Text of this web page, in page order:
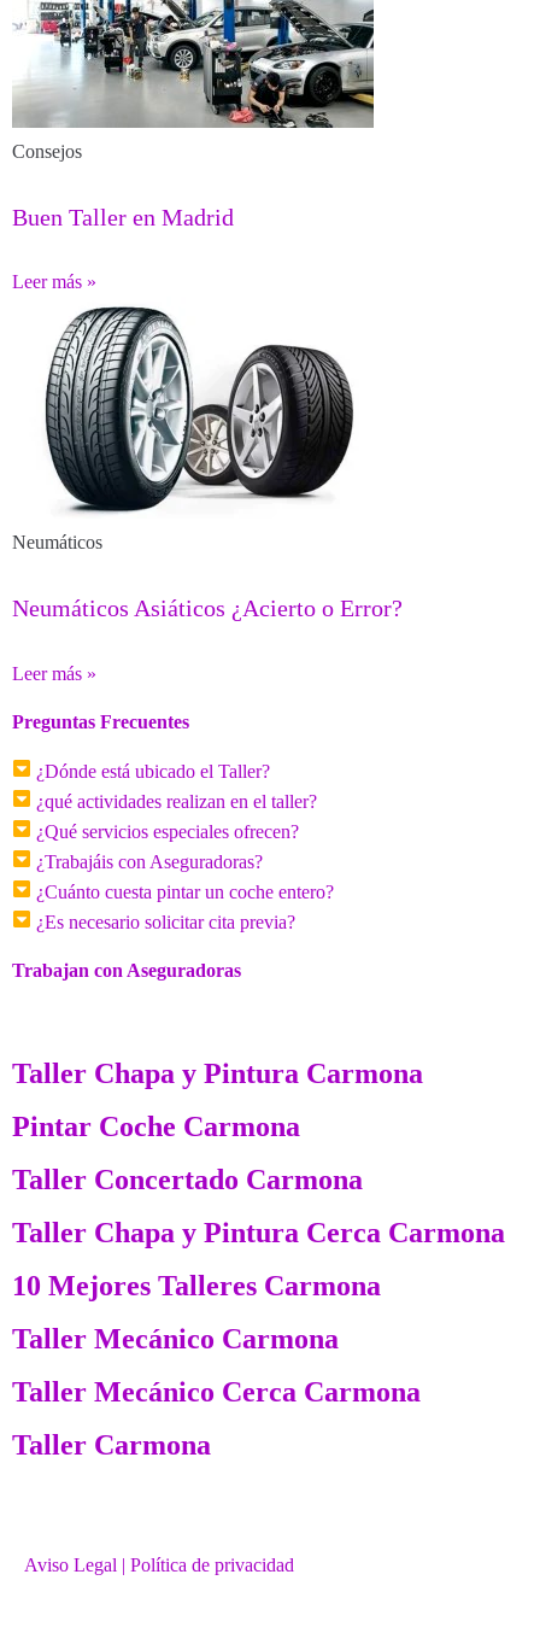
Consejos
Buen Taller en Madrid
Leer más »
Neumáticos
Neumáticos Asiáticos ¿Acierto o Error?
Leer más »
Preguntas Frecuentes
¿Dónde está ubicado el Taller?
¿qué actividades realizan en el taller?
¿Qué servicios especiales ofrecen?
¿Trabajáis con Aseguradoras?
¿Cuánto cuesta pintar un coche entero?
¿Es necesario solicitar cita previa?
Trabajan con Aseguradoras
Taller Chapa y Pintura Carmona
Pintar Coche Carmona
Taller Concertado Carmona
Taller Chapa y Pintura Cerca Carmona
10 Mejores Talleres Carmona
Taller Mecánico Carmona
Taller Mecánico Cerca Carmona
Taller Carmona
Aviso Legal | Política de privacidad